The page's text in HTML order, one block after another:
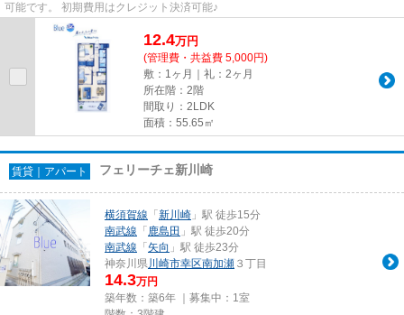
可能です。 初期費用はクレジット決済可能♪
12.4万円
(管理費・共益費 5,000円)
敷：1ヶ月｜礼：2ヶ月
所在階：2階
間取り：2LDK
面積：55.65㎡
賃貸｜アパート フェリーチェ新川崎
横須賀線 「 新川崎 」駅 徒歩15分
南武線 「 鹿島田 」駅 徒歩20分
南武線 「 矢向 」駅 徒歩23分
神奈川県川崎市幸区南加瀬 ３丁目
14.3万円
築年数：築6年 ｜募集中： 1室